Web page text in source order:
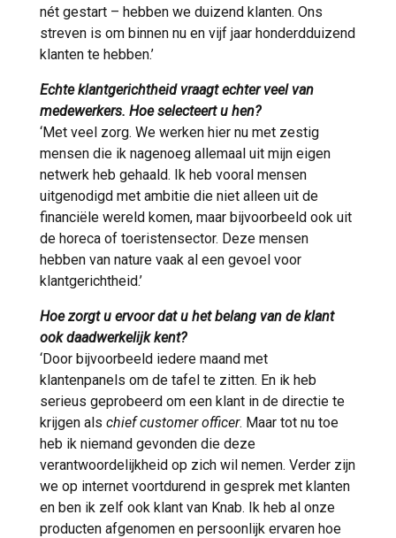
nét gestart – hebben we duizend klanten. Ons
streven is om binnen nu en vijf jaar honderdduizend
klanten te hebben.’
Echte klantgerichtheid vraagt echter veel van
medewerkers. Hoe selecteert u hen?
‘Met veel zorg. We werken hier nu met zestig
mensen die ik nagenoeg allemaal uit mijn eigen
netwerk heb gehaald. Ik heb vooral mensen
uitgenodigd met ambitie die niet alleen uit de
financiële wereld komen, maar bijvoorbeeld ook uit
de horeca of toeristensector. Deze mensen
hebben van nature vaak al een gevoel voor
klantgerichtheid.’
Hoe zorgt u ervoor dat u het belang van de klant
ook daadwerkelijk kent?
‘Door bijvoorbeeld iedere maand met
klantenpanels om de tafel te zitten. En ik heb
serieus geprobeerd om een klant in de directie te
krijgen als chief customer officer. Maar tot nu toe
heb ik niemand gevonden die deze
verantwoordelijkheid op zich wil nemen. Verder zijn
we op internet voortdurend in gesprek met klanten
en ben ik zelf ook klant van Knab. Ik heb al onze
producten afgenomen en persoonlijk ervaren hoe